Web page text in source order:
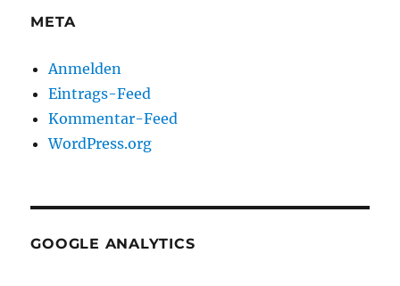
META
Anmelden
Eintrags-Feed
Kommentar-Feed
WordPress.org
GOOGLE ANALYTICS